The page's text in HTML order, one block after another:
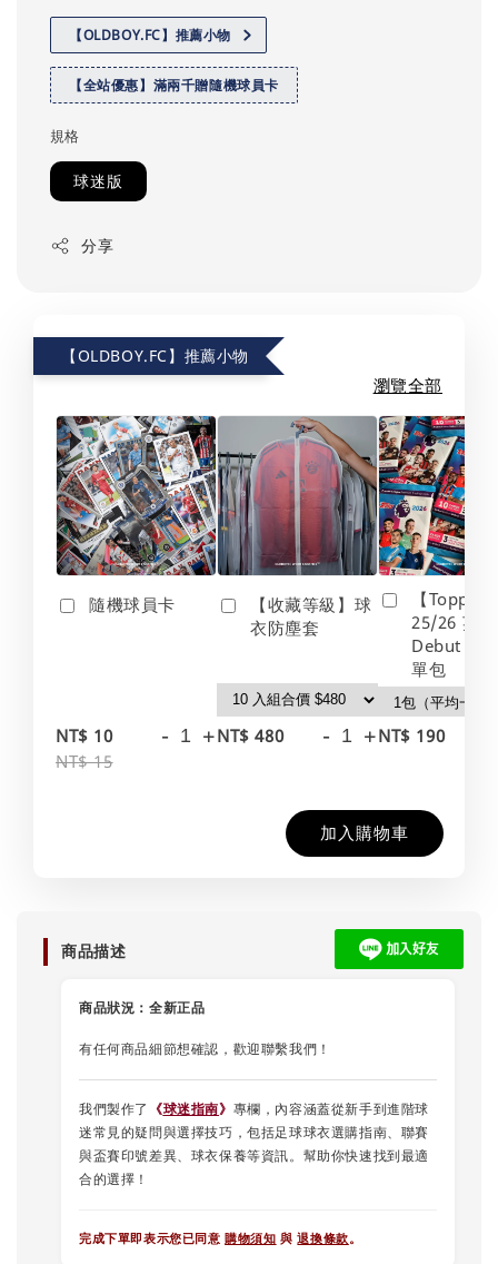
【OLDBOY.FC】推薦小物
【全站優惠】滿兩千贈隨機球員卡
規格
球迷版
分享
【OLDBOY.FC】推薦小物
瀏覽全部
隨機球員卡
NT$ 10
NT$ 15
- +
【收藏等級】球
衣防塵套
NT$ 480 - +
【Topps】
25/26 英
Debut
單包
NT$ 190
加入購物車
商品描述
商品狀況： 全新正品
有任何商品細節想確認，歡迎聯繫我們！
我們製作了 《球迷指南》 專欄，內容涵蓋從新手到進階球
迷常見的疑問與選擇技巧，包括足球球衣選購指南、聯賽
與盃賽印號差異、球衣保養等資訊。幫助你快速找到最適
合的選擇！
完成下單即表示您已同意 購物須知 與退換條款。